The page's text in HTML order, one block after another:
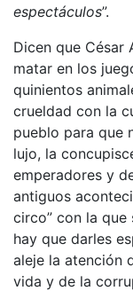
espectáculos”.
Dicen que César
matar en los
quinientos
crueldad con la
pueblo para que
lujo, la
emperadores y
antiguos
circo” con la
hay que darles
aleje la atención
vida y de la